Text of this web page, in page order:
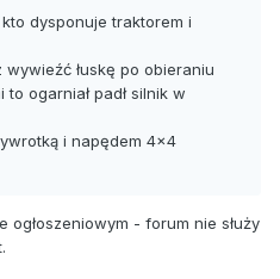
dysponuje traktorem i
łuskę po obieraniu
ogarniał padł silnik w
i napędem 4x4
ogłoszeniowym - forum nie służy